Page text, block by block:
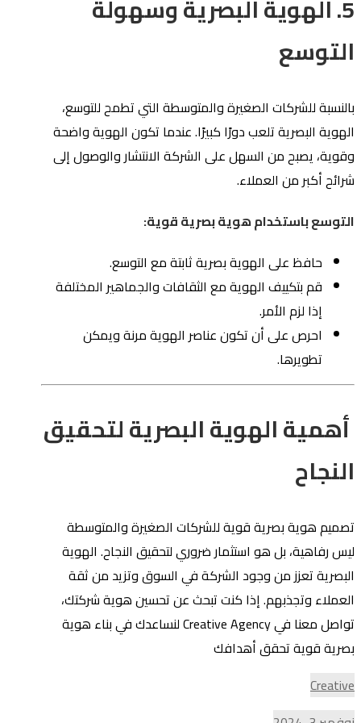
5. الهوية البصرية وسهولة
التوسع
بالنسبة للشركات الصغيرة والمتوسطة التي تطمح للتوسع،
الهوية البصرية تلعب دورًا كبيرًا. عندما تكون الهوية واضحة
وقوية، يصبح من السهل على الشركة الانتشار والوصول إلى
شرائح أكبر من العملاء.
التوسع باستخدام هوية بصرية قوية:
حافظ على الهوية بصرية ثابتة مع التوسع.
قم بتكييف الهوية مع الثقافات والجماهير المختلفة
إذا لزم الأمر.
احرص على أن تكون عناصر الهوية مرنة ويمكن
تطويرها.
أهمية الهوية البصرية لتحقيق
النجاح
تصميم هوية بصرية قوية للشركات الصغيرة والمتوسطة
ليس رفاهية، بل هو استثمار ضروري لتحقيق النجاح. الهوية
البصرية تعزز من وجود الشركة في السوق وتزيد من ثقة
العملاء وتجذبهم. إذا كنت تبحث عن تحسين هوية شركتك،
تواصل معنا في Creative Agency لنساعدك في بناء هوية
بصرية قوية تحقق أهدافك
Creative